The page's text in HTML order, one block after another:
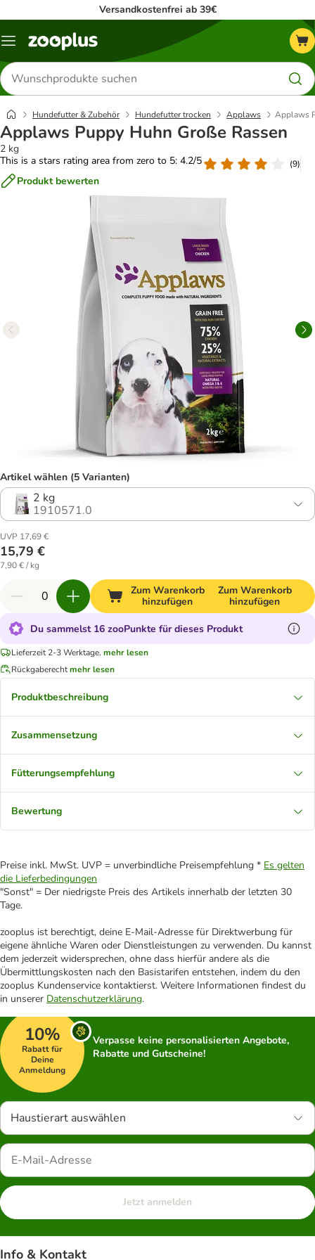
Versandkostenfrei ab 39€
Menü
Produkte
suchen
Hundefutter & Zubehör Hundefutter trocken Applaws Applaws
Applaws Puppy Huhn Große Rassen
2 kg
This is a stars rating area from zero to 5: 4.2/5
(9)
Produkt bewerten
Artikel wählen (5 Varianten)
2 kg
1910571.0
UVP 17,69 €
15,79 €
7,90 € / kg
Zum Warenkorb
hinzufügen
Zum Warenkorb
hinzufügen
Du sammelst 16 zooPunkte für dieses Produkt
Lieferzeit 2-3 Werktage. mehr lesen
Rückgaberechtmehr lesen
Produktbeschreibung
Zusammensetzung
Fütterungsempfehlung
Bewertung
Preise inkl. MwSt. UVP = unverbindliche Preisempfehlung * Es gelten
die Lieferbedingungen
"Sonst" = Der niedrigste Preis des Artikels innerhalb der letzten 30
Tage.
zooplus ist berechtigt, deine E-Mail-Adresse für Direktwerbung für
eigene ähnliche Waren oder Dienstleistungen zu verwenden. Du kannst
dem jederzeit widersprechen, ohne dass hierfür andere als die
Übermittlungskosten nach den Basistarifen entstehen, indem du den
zooplus Kundenservice kontaktierst. Weitere Informationen findest du
in unserer Datenschutzerklärung.
10%
Rabatt für
Deine
Anmeldung
Verpasse keine personalisierten Angebote,
Rabatte und Gutscheine!
Haustierart auswählen
Jetzt anmelden
Info & Kontakt